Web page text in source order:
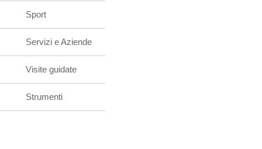
Sport
Servizi e Aziende
Visite guidate
Strumenti